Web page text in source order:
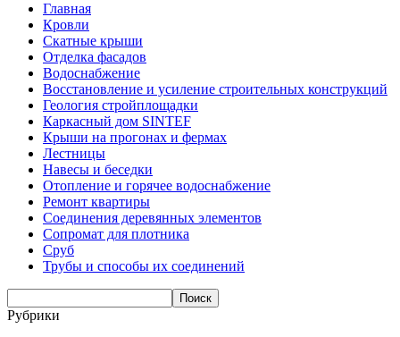
Главная
Кровли
Скатные крыши
Отделка фасадов
Водоснабжение
Восстановление и усиление строительных конструкций
Геология стройплощадки
Каркасный дом SINTEF
Крыши на прогонах и фермах
Лестницы
Навесы и беседки
Отопление и горячее водоснабжение
Ремонт квартиры
Соединения деревянных элементов
Сопромат для плотника
Сруб
Трубы и способы их соединений
Рубрики